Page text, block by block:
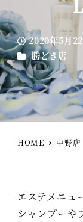
投稿日
2020年5月
カテゴリー
勝どき店
HOME 中野店
エステメニュ
シャンプーや